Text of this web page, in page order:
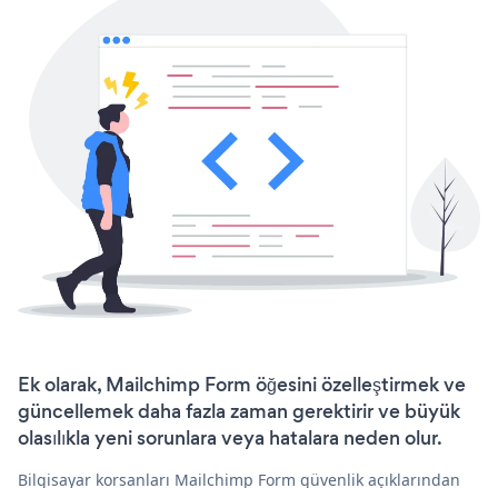
Ek olarak, Mailchimp Form öğesini özelleştirmek ve
güncellemek daha fazla zaman gerektirir ve büyük
olasılıkla yeni sorunlara veya hatalara neden olur.
Bilgisayar korsanları Mailchimp Form güvenlik açıklarından